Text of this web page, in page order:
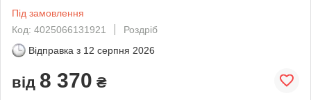
Під замовлення
Код: 4025066131921
Роздріб
Відправка з 12 серпня 2026
від 8 370 ₴